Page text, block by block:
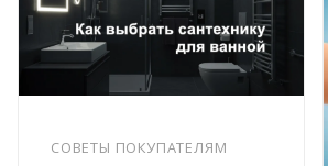
СОВЕТЫ ПОКУПАТЕЛЯМ